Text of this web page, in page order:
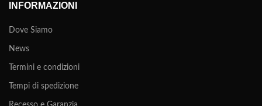
INFORMAZIONI
Dove Siamo
News
Termini e condizioni
Tempi di spedizione